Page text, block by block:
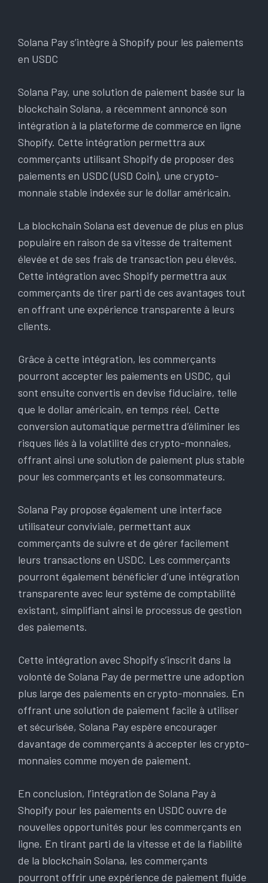
Solana Pay s’intègre à Shopify pour les paiements
en USDC
Solana Pay, une solution de paiement basée sur la
blockchain Solana, a récemment annoncé son
intégration à la plateforme de commerce en ligne
Shopify. Cette intégration permettra aux
commerçants utilisant Shopify de proposer des
paiements en USDC (USD Coin), une crypto-
monnaie stable indexée sur le dollar américain.
La blockchain Solana est devenue de plus en plus
populaire en raison de sa vitesse de traitement
élevée et de ses frais de transaction peu élevés.
Cette intégration avec Shopify permettra aux
commerçants de tirer parti de ces avantages tout
en offrant une expérience transparente à leurs
clients.
Grâce à cette intégration, les commerçants
pourront accepter les paiements en USDC, qui
sont ensuite convertis en devise fiduciaire, telle
que le dollar américain, en temps réel. Cette
conversion automatique permettra d’éliminer les
risques liés à la volatilité des crypto-monnaies,
offrant ainsi une solution de paiement plus stable
pour les commerçants et les consommateurs.
Solana Pay propose également une interface
utilisateur conviviale, permettant aux
commerçants de suivre et de gérer facilement
leurs transactions en USDC. Les commerçants
pourront également bénéficier d’une intégration
transparente avec leur système de comptabilité
existant, simplifiant ainsi le processus de gestion
des paiements.
Cette intégration avec Shopify s’inscrit dans la
volonté de Solana Pay de permettre une adoption
plus large des paiements en crypto-monnaies. En
offrant une solution de paiement facile à utiliser
et sécurisée, Solana Pay espère encourager
davantage de commerçants à accepter les crypto-
monnaies comme moyen de paiement.
En conclusion, l’intégration de Solana Pay à
Shopify pour les paiements en USDC ouvre de
nouvelles opportunités pour les commerçants en
ligne. En tirant parti de la vitesse et de la fiabilité
de la blockchain Solana, les commerçants
pourront offrir une expérience de paiement fluide